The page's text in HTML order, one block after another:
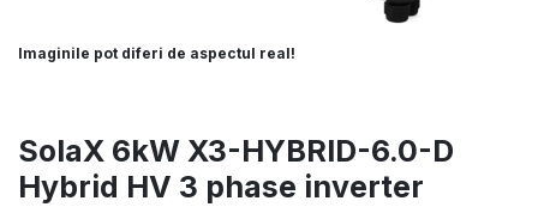
Imaginile pot diferi de aspectul real!
SolaX 6kW X3-HYBRID-6.0-D
Hybrid HV 3 phase inverter